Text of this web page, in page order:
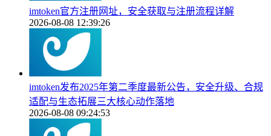
imtoken官方注册网址，安全获取与注册流程详解
2026-08-08 12:39:26
imtoken发布2025年第二季度最新公告，安全升级、合规
适配与生态拓展三大核心动作落地
2026-08-08 09:24:53